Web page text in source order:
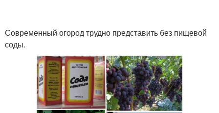
Современный огород трудно представить без пищевой
соды.